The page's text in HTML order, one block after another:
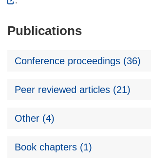
Publications
Conference proceedings (36)
Peer reviewed articles (21)
Other (4)
Book chapters (1)